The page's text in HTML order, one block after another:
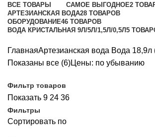
ВСЕ ТОВАРЫ САМОЕ ВЫГОДНОЕ2
АРТЕЗИАНСКАЯ ВОДА28 ТОВАРОВ
ОБОРУДОВАНИЕ46 ТОВАРОВ
ВОДА КРИСТАЛЬНАЯ 9Л/5Л/1,5Л/0,5Л5
ГлавнаяАртезианская вода Вода 18,9л
Показаны все (6)Цены: по убыванию
Фильтр товаров
Показать 9 24 36
Фильтры
Сортировать по